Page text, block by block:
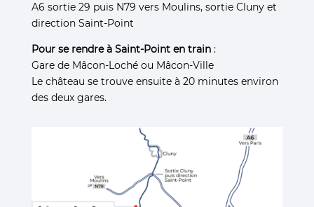
A6 sortie 29 puis N79 vers Moulins, sortie Cluny et
direction Saint-Point
Pour se rendre à Saint-Point en train:
Gare de Mâcon-Loché ou Mâcon-Ville
Le château se trouve ensuite à 20 minutes environ
des deux gares.